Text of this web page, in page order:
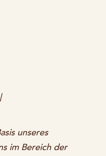
unseres
im Bereich der